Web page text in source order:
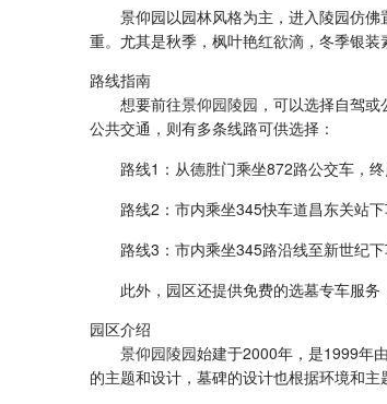
景仰园以园林风格为主，进入陵园仿
重。尤其是秋季，枫叶艳红欲滴，冬季银装
路线指南
想要前往景仰园陵园 ，可以选择自驾
公共交通，则有多条线路可供选择：
路线1 ：从德胜门乘坐872路公交车，
路线2 ：市内乘坐345快车道昌东关站
路线3 ：市内乘坐345路沿线至新世纪
此外，园区还提供免费的选墓专车服务
园区介绍
景仰园陵园始建于2000年，是1999年
的主题和设计，墓碑的设计也根据环境和主